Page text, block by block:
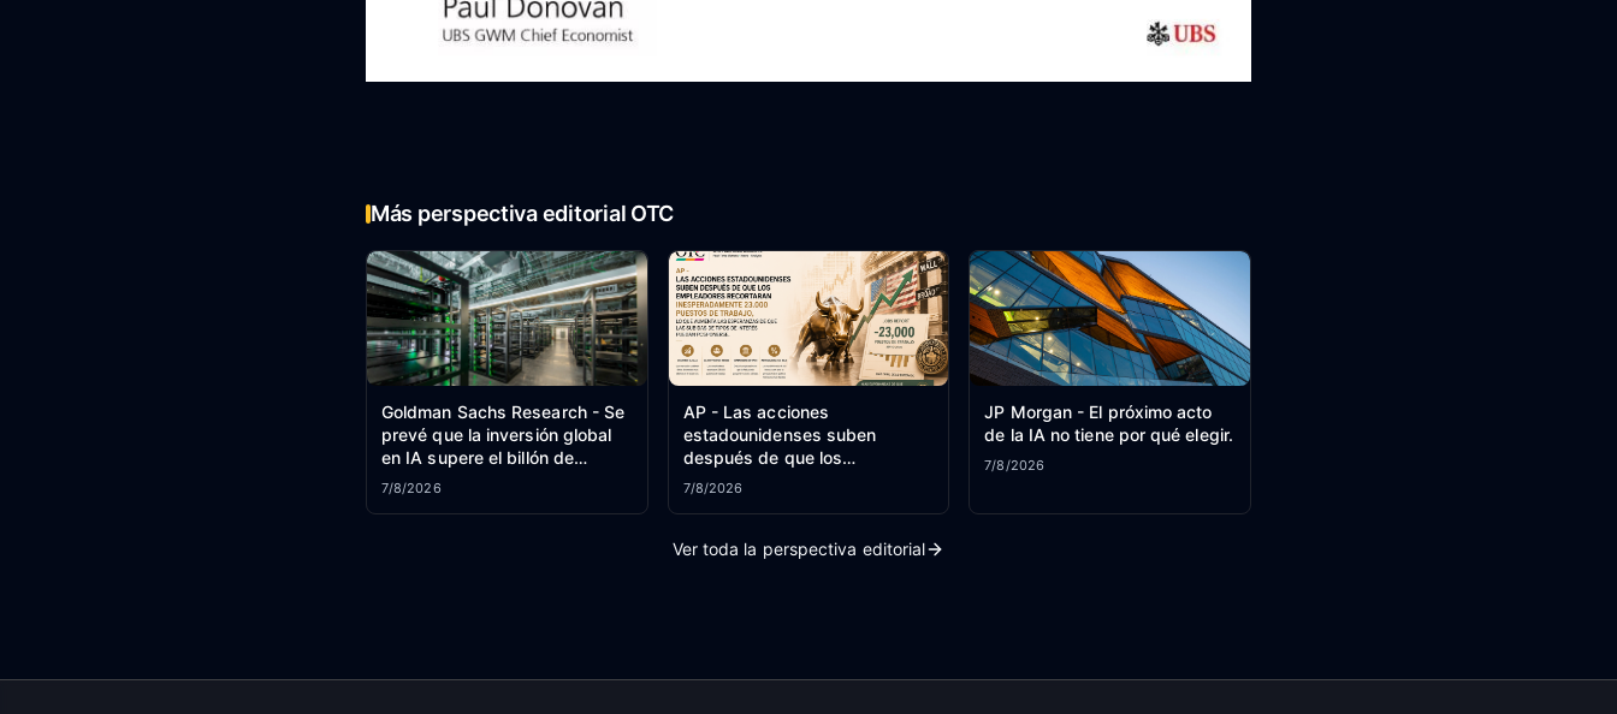
Más perspectiva editorial OTC
Goldman Sachs Research - Se
prevé que la inversión global
en IA supere el billón de
dólares en 2026.
7/8/2026
AP - Las acciones
estadounidenses suben
después de que los
empleadores recortaran
aumenta las esperanzas de
7/8/2026
JP Morgan - El próximo acto
de la IA no tiene por qué elegir.
7/8/2026
Ver toda la perspectiva editorial